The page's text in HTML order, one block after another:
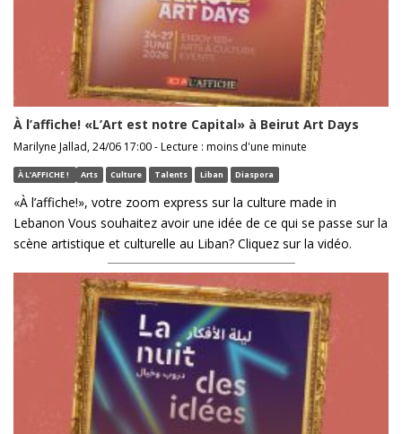
À l’affiche! «L’Art est notre Capital» à Beirut Art Days
Marilyne Jallad, 24/06 17:00 - Lecture : moins d'une minute
À L’AFFICHE ! Arts Culture Talents Liban Diaspora
«À l’affiche!», votre zoom express sur la culture made in
Lebanon Vous souhaitez avoir une idée de ce qui se passe sur la
scène artistique et culturelle au Liban? Cliquez sur la vidéo.